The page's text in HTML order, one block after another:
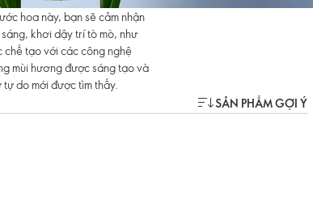
hoa này, bạn sẽ cảm nhận
khơi dậy trí tò mò, như
chế tạo với các công nghệ
mùi hương được sáng tạo và
do mới được tìm thấy.
SẢN PHẨM GỢI Ý